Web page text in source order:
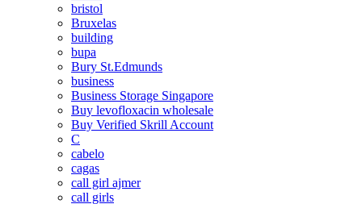
bristol
Bruxelas
building
bupa
Bury St.Edmunds
business
Business Storage Singapore
Buy levofloxacin wholesale
Buy Verified Skrill Account
C
cabelo
cagas
call girl ajmer
call girls